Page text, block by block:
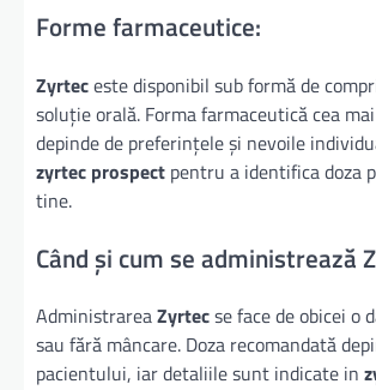
Forme farmaceutice:
Zyrteceste disponibil sub formă de
soluție orală. Forma farmaceutică cea
depinde de preferințele și nevoile
zyrtec prospect pentru a identifica doza
tine.
Când și cum se administrează
AdministrareaZyrtecse face de obicei o
sau fără mâncare. Doza recomandată
pacientului, iar detaliile sunt indicate in